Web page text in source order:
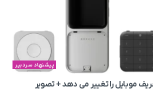
پیشنهاد سردبیر
موبایل را تغییر می‌ دهد + تصویر